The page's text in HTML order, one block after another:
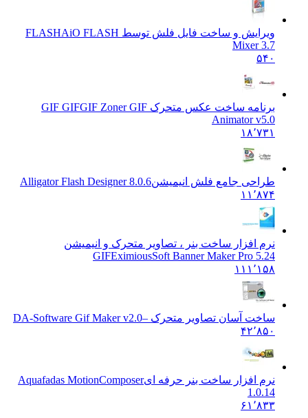
ویرایش و ساخت فایل فلش توسط FLASH AiO FLASH
Mixer 3.7
۵۴۰
برنامه ساخت عکس متحرک GIF GIF GIF Zoner GIF
Animator v5.0
۱۸٬۷۳۱
طراحی جامع فلش انیمیشنAlligator Flash Designer 8.0.6
۱۱٬۸۷۴
نرم افزار ساخت بنر ، تصاویر متحرک و انیمیشن
GIFEximiousSoft Banner Maker Pro 5.24
۱۱۱٬۱۵۸
ساخت آسان تصاویر متحرک –DA-Software Gif Maker v2.0
۴۲٬۸۵۰
نرم افزار ساخت بنر حرفه ایAquafadas MotionComposer
1.0.14
۶۱٬۸۳۳